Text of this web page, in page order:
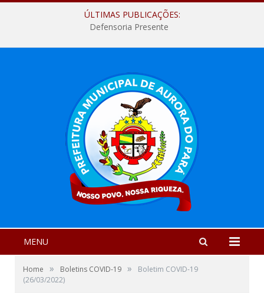
ÚLTIMAS PUBLICAÇÕES:
Defensoria Presente
MENU
Home » Boletins COVID-19 »
Boletim COVID-19
(26/03/2022)